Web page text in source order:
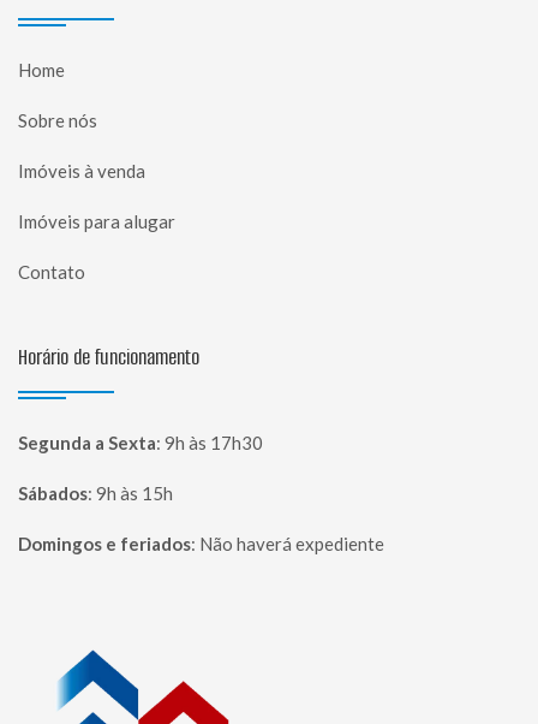
Home
Sobre nós
Imóveis à venda
Imóveis para alugar
Contato
Horário de funcionamento
Segunda a Sexta: 9h às 17h30
Sábados: 9h às 15h
Domingos e feriados: Não haverá expediente